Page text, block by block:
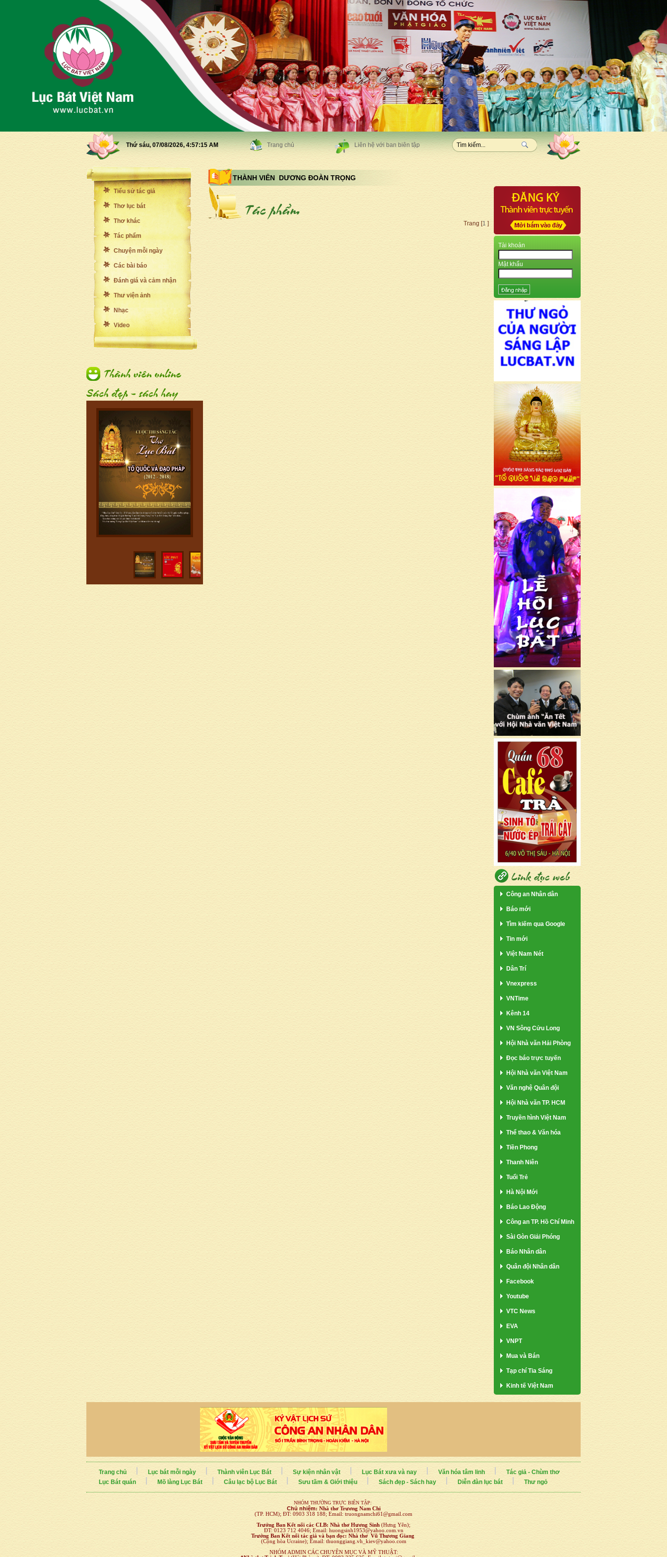
Thứ sáu, 07/08/2026, 4:57:16 AM Trang chủ Liên hệ với ban biên tập
Tiểu sử tác giả
Thơ lục bát
Thơ khác
Tác phẩm
Chuyện mỗi ngày
Các bài báo
Đánh giá và cảm nhận
Thư viện ảnh
Nhạc
Video
THÀNH VIÊN DƯƠNG ĐOÀN TRỌNG
Trang [1 ]
Tài khoản
Mật khẩu
Công an Nhân dân
Báo mới
Tìm kiếm qua Google
Tin mới
Việt Nam Nét
Dân Trí
Vnexpress
VNTime
Kênh 14
VN Sông Cửu Long
Hội Nhà văn Hải Phòng
Đọc báo trực tuyến
Hội Nhà văn Việt Nam
Văn nghệ Quân đội
Hội Nhà văn TP. HCM
Truyền hình Việt Nam
Thể thao & Văn hóa
Tiền Phong
Thanh Niên
Tuổi Trẻ
Hà Nội Mới
Báo Lao Động
Công an TP. Hồ Chí Minh
Sài Gòn Giải Phóng
Báo Nhân dân
Quân đội Nhân dân
Facebook
Youtube
VTC News
EVA
VNPT
Mua và Bán
Tạp chí Tia Sáng
Kinh tế Việt Nam
Trang chủ Lục bát mỗi ngày Thành viên Lục Bát Sự kiện nhân vật Lục Bát xưa và nay Văn hóa tâm linh
Tác giả - Chùm thơ
Lục Bát quán
Mõ làng Lục Bát Câu lạc bộ Lục Bát Sưu tầm & Giới thiệu Sách đẹp - Sách hay Diễn đàn lục bát Thư ngỏ
NHÓM THƯỜNG TRỰC BIÊN TẬP:
Chủ nhiệm: Nhà thơ Trương Nam Chi
(TP. HCM); ĐT: 0903 318 188; Email: truongnamchi61@gmail.com
Trưởng Ban Kết nối các CLB: Nhà thơ Hương Sinh (Hưng Yên);
ĐT: 0123 712 4046; Email: huongsinh1953@yahoo.com.vn
Trưởng Ban Kết nối tác giả và bạn đọc: Nhà thơ Vũ Thương Giang
(Cộng hòa Ucraine); Email: thuonggiang.vh_kiev@yahoo.com
NHÓM ADMIN CÁC CHUYÊN MỤC VÀ MỸ THUẬT: